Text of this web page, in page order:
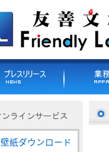
壁紙ダウンロード